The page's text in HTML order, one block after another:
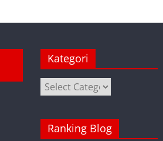
Kategori
Kategori
Ranking Blog